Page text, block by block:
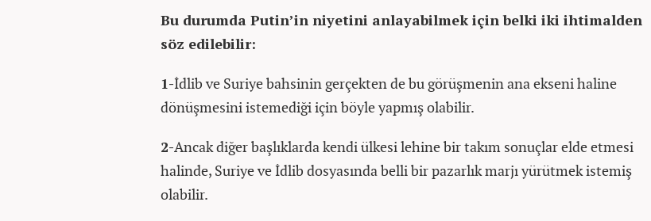
Bu durumda Putin’in niyetini anlayabilmek için belki iki ihtimalden
söz edilebilir:
1-İdlib ve Suriye bahsinin gerçekten de bu görüşmenin ana ekseni haline
dönüşmesini istemediği için böyle yapmış olabilir.
2-Ancak diğer başlıklarda kendi ülkesi lehine bir takım sonuçlar elde etmesi
halinde, Suriye ve İdlib dosyasında belli bir pazarlık marjı yürütmek istemiş
olabilir.